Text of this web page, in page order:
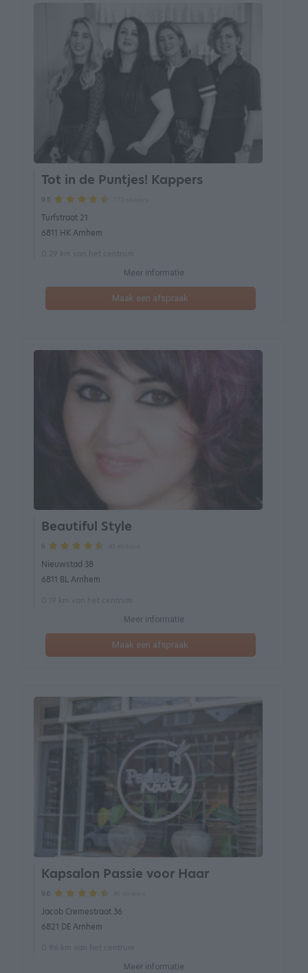
Tot in de Puntjes! Kappers
9.5
Turfstraat 21
6811 HK Arnhem
Meer informatie
Maak een afspraak
Beautiful Style
9
Nieuwstad 38
6811 BL Arnhem
Meer informatie
Maak een afspraak
Kapsalon Passie voor Haar
9.6
Jacob Cremestraat 36
6821 DE Arnhem
Meer informatie